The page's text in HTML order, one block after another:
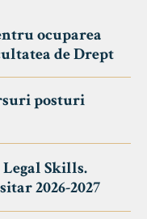
ocuparea
de Drept
posturi
Skills.
2026-2027